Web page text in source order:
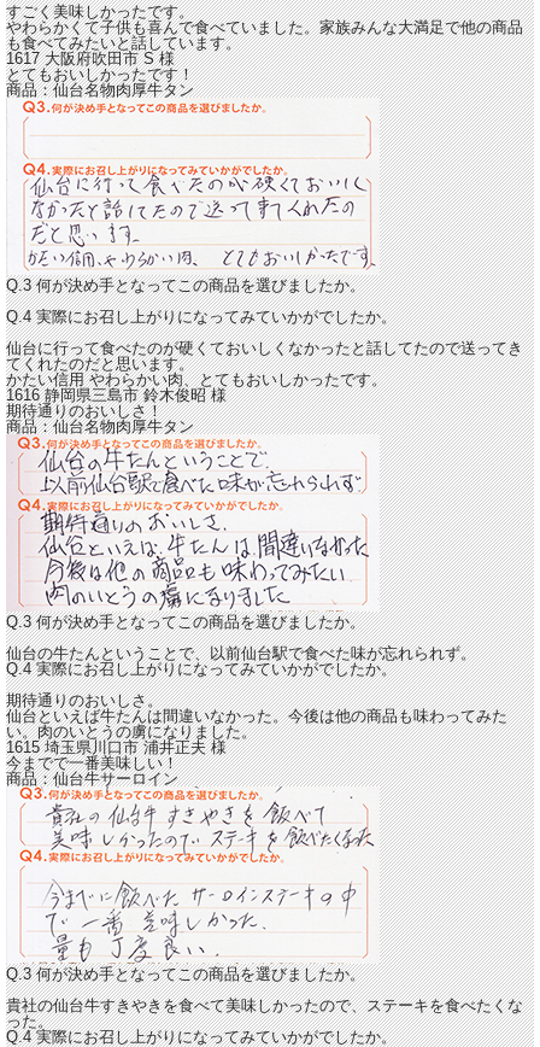
すごく美味しかったです。
やわらかくて子供も喜んで食べていました。家族みんな大満足で他の商品
も食べてみたいと話しています。
1617 大阪府吹田市S様
とてもおいしかったです！
商品：仙台名物肉厚牛タン
Q.3 何が決め手となってこの商品を選びましたか。
Q.4 実際にお召し上がりになってみていかがでしたか。
仙台に行って食べたのが硬くておいしくなかったと話してたので送ってき
てくれたのだと思います。
かたい信用 やわらかい肉、とてもおいしかったです。
1616 静岡県三島市鈴木俊昭様
期待通りのおいしさ！
商品：仙台名物肉厚牛タン
Q.3 何が決め手となってこの商品を選びましたか。
仙台の牛たんということで、以前仙台駅で食べた味が忘れられず。
Q.4 実際にお召し上がりになってみていかがでしたか。
期待通りのおいしさ。
仙台といえば牛たんは間違いなかった。今後は他の商品も味わってみた
い。肉のいとうの虜になりました。
1615 埼玉県川口市浦井正夫様
今までで一番美味しい！
商品：仙台牛サーロイン
Q.3 何が決め手となってこの商品を選びましたか。
貴社の仙台牛すきやきを食べて美味しかったので、ステーキを食べたくな
った。
Q.4 実際にお召し上がりになってみていかがでしたか。